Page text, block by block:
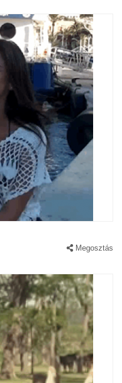
Megosztás